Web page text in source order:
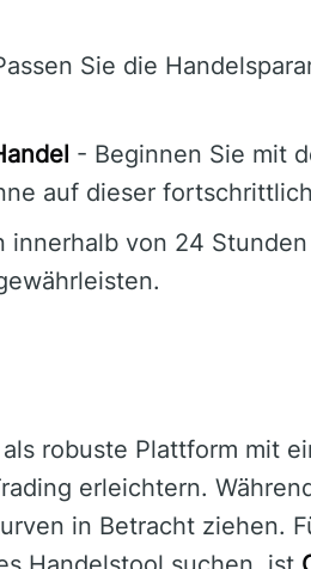
Sie die
- Beginnen Sie mit
auf dieser
innerhalb von 24
robuste Plattform mit
erleichtern.
in Betracht ziehen.